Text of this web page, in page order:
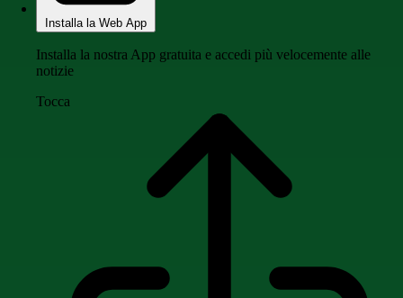
Installa la Web App
Installa la nostra App gratuita e accedi più velocemente alle
notizie
Tocca